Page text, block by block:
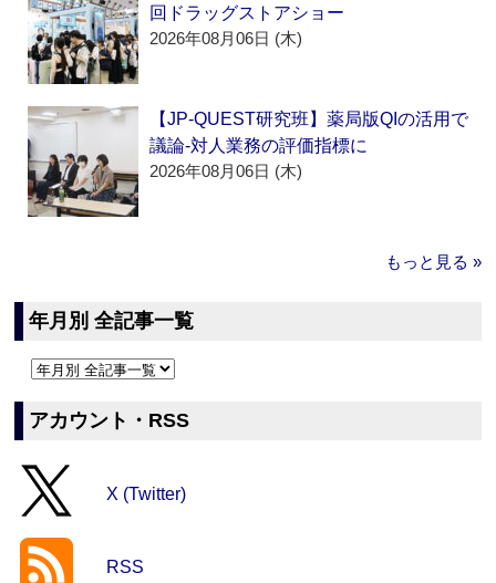
回ドラッグストアショー
2026年08月06日 (木)
【JP-QUEST研究班】薬局版QIの活用で
議論‐対人業務の評価指標に
2026年08月06日 (木)
もっと見る »
年月別 全記事一覧
アカウント・RSS
X (Twitter)
RSS